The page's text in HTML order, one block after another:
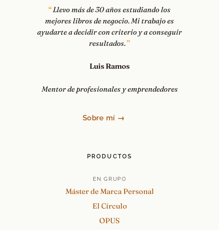
Llevo más de 30 años estudiando los
mejores libros de negocio. Mi trabajo es
ayudarte a decidir con criterio y a conseguir
resultados.
Luis Ramos
Mentor de profesionales y emprendedores
Sobre mí →
PRODUCTOS
EN GRUPO
Máster de Marca Personal
El Círculo
OPUS